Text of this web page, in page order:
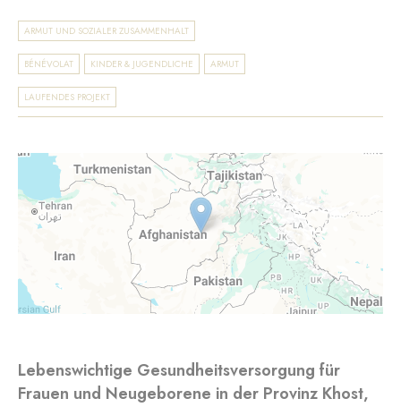
ARMUT UND SOZIALER ZUSAMMENHALT
BÉNÉVOLAT KINDER & JUGENDLICHE ARMUT
LAUFENDES PROJEKT
Lebenswichtige Gesundheitsversorgung für
Frauen und Neugeborene in der Provinz Khost,